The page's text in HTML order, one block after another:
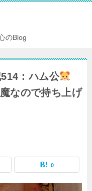
のBlog
514：ハム公
なので持ち上げ
0